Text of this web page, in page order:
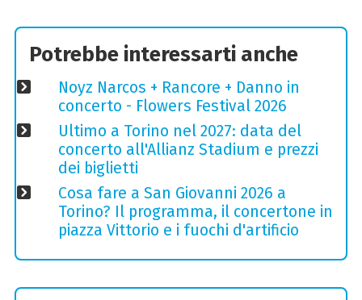
Potrebbe interessarti anche
Noyz Narcos + Rancore + Danno in
concerto - Flowers Festival 2026
Ultimo a Torino nel 2027: data del
concerto all'Allianz Stadium e prezzi
dei biglietti
Cosa fare a San Giovanni 2026 a
Torino? Il programma, il concertone in
piazza Vittorio e i fuochi d'artificio